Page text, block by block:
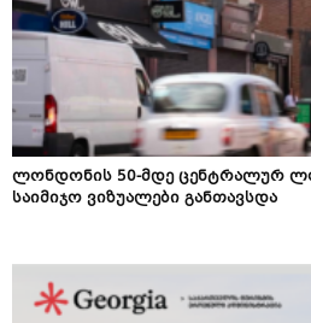
ლონდონის 50-მდე ცენტრალურ
საიმიჯო ვიზუალები განთავსდა